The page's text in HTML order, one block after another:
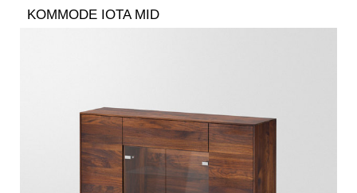
KOMMODE IOTA MID